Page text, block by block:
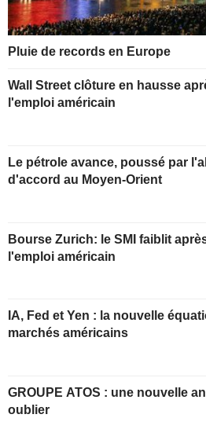
Pluie de records en Europe
Wall Street clôture en hausse
l'emploi américain
Le pétrole avance, poussé par
d'accord au Moyen-Orient
Bourse Zurich: le SMI faiblit
l'emploi américain
IA, Fed et Yen : la nouvelle
marchés américains
GROUPE ATOS : une nouvelle année à
oublier